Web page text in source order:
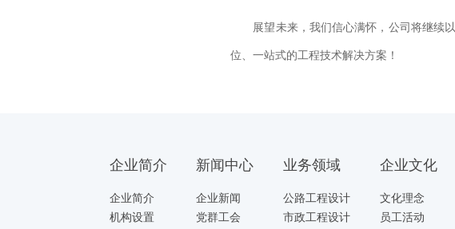
展望未来，我们信心满怀，公司将继续
位、一站式的工程技术解决方案！
企业简介
企业简介
机构设置
新闻中心
企业新闻
党群工会
业务领域
公路工程设计
市政工程设计
企业文化
文化理念
员工活动